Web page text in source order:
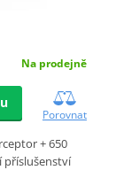
Na prodejně
Porovnat
+ 650
příslušenství